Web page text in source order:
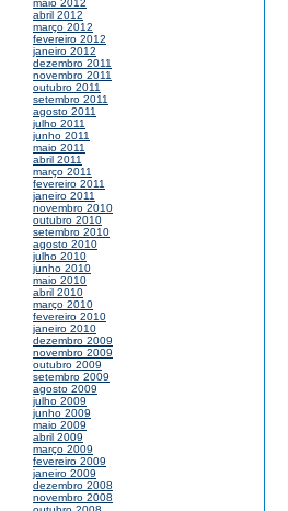
maio 2012
abril 2012
março 2012
fevereiro 2012
janeiro 2012
dezembro 2011
novembro 2011
outubro 2011
setembro 2011
agosto 2011
julho 2011
junho 2011
maio 2011
abril 2011
março 2011
fevereiro 2011
janeiro 2011
novembro 2010
outubro 2010
setembro 2010
agosto 2010
julho 2010
junho 2010
maio 2010
abril 2010
março 2010
fevereiro 2010
janeiro 2010
dezembro 2009
novembro 2009
outubro 2009
setembro 2009
agosto 2009
julho 2009
junho 2009
maio 2009
abril 2009
março 2009
fevereiro 2009
janeiro 2009
dezembro 2008
novembro 2008